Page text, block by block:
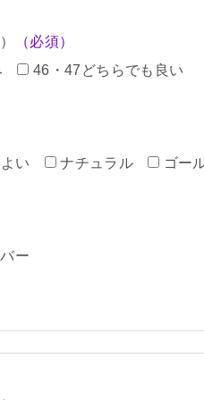
（必須）
46・47どちらでも良い
い
ナチュラル ゴー
ー